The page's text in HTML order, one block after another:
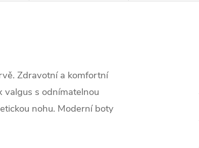
Zdravotní a komfortní
s odnímatelnou
nohu. Moderní boty